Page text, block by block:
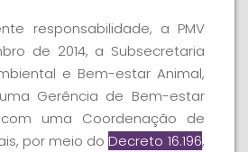
responsabilidade, a PMV
de 2014, a Subsecretaria
e Bem-estar Animal,
Gerência de Bem-estar
uma Coordenação de
por meio doDecreto 16.196,